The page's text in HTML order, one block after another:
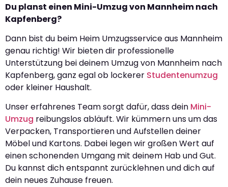
Du planst einen Mini-Umzug von Mannheim nach
Kapfenberg?
Dann bist du beim Heim Umzugsservice aus Mannheim
genau richtig! Wir bieten dir professionelle
Unterstützung bei deinem Umzug von Mannheim nach
Kapfenberg, ganz egal ob lockerer Studentenumzug
oder kleiner Haushalt.
Unser erfahrenes Team sorgt dafür, dass dein Mini-
Umzug reibungslos abläuft. Wir kümmern uns um das
Verpacken, Transportieren und Aufstellen deiner
Möbel und Kartons. Dabei legen wir großen Wert auf
einen schonenden Umgang mit deinem Hab und Gut.
Du kannst dich entspannt zurücklehnen und dich auf
dein neues Zuhause freuen.